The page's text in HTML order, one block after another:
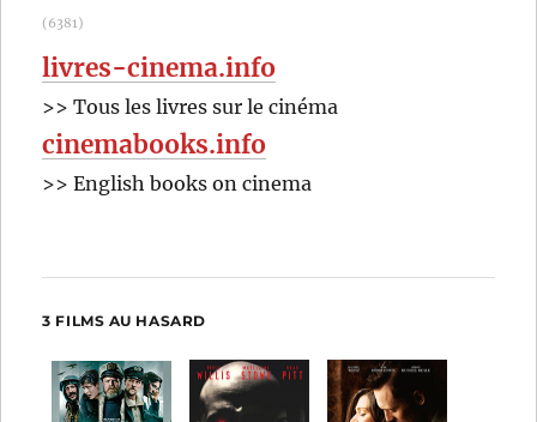
(6381)
livres-cinema.info
>> Tous les livres sur le cinéma
cinemabooks.info
>> English books on cinema
3 FILMS AU HASARD